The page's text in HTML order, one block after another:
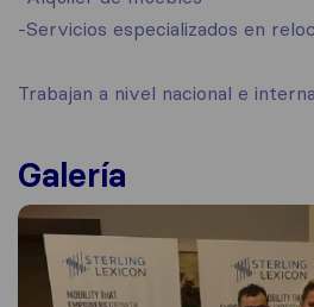
-Servicios especializados en
Trabajan a nivel nacional e
Galería